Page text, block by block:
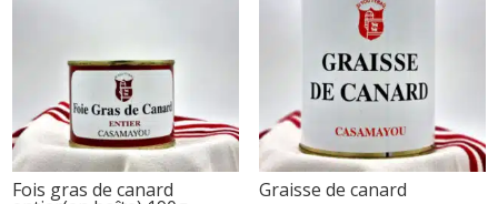
Fois gras de canard Graisse de canard